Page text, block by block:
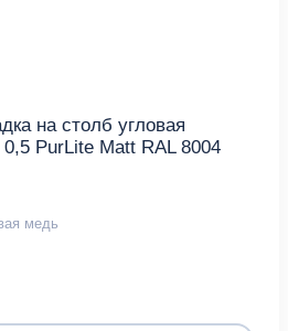
на столб угловая
PurLite Мatt RAL 8004
медь